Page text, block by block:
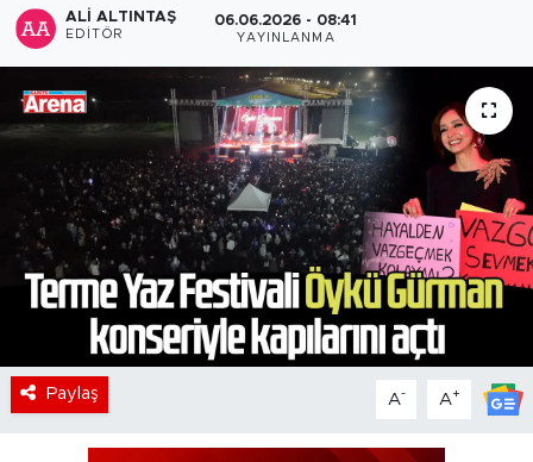
ALI ALTINTAŞ
EDITÖR
06.06.2026 - 08:41
YAYINLANMA
Paylaş A- A+